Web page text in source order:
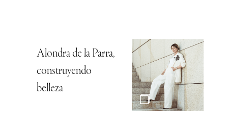
Alondra de la Parra,
construyendo
belleza